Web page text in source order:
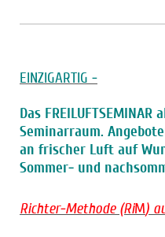
EINZIGARTIG -
Das
Seminarraum.
an frischer Luft auf
Sommer- und
Richter-Methode (RiM)